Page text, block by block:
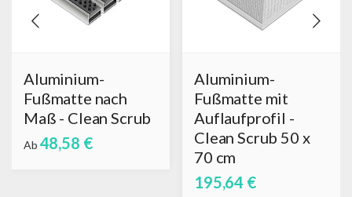
Aluminium-
Fußmatte nach
Maß - Clean Scrub
Ab 48,58 €
Aluminium-
Fußmatte mit
Auflaufprofil -
Clean Scrub 50 x
70 cm
195,64 €